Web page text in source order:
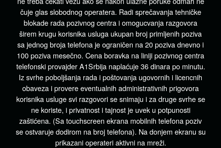
čuje glas slobodnog operatera. Radi sprečavanja tehničke
blokade rada pozivnog centra i omogucvanja razgovora
širem krugu korisnika usluga ukupan broj primljenih poziva
sa jednog broja telefona je ograničen na 20 poziva dnevno i
100 poziva mesečno. Cena boravka na liniji pozivnog centra
telefonski provajder A1Srbija naplaćuje 36 dinara po minutu.
Iz svrhe poboljšanja rada i poštovanja ugovornih i licencnih
obaveza i provere eventualnih administrativnih prigovora
korisnika usluge svi razgovori se snimaju i za druge svrhe se
ne koriste, i privatnost i tajnost je uvek u potpunosti
zaštićena. (Sa touchscreen ekrana mobilnih telefona poziv
se ostvaruje dodirom na broj telefona). Na donjem ekranu su
prikazani operateri aktivni na mreži.